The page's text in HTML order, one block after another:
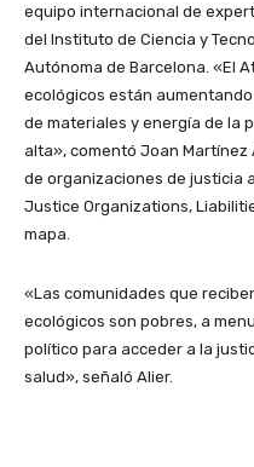
equipo internacional de
del Instituto de Ciencia y
Autónoma de Barcelona. «El
ecológicos están
de materiales y energía de la
alta», comentó Joan
de organizaciones de justicia
Justice Organizations,
mapa.
«Las comunidades que
ecológicos son pobres, a
político para acceder a la
salud», señaló Alier.